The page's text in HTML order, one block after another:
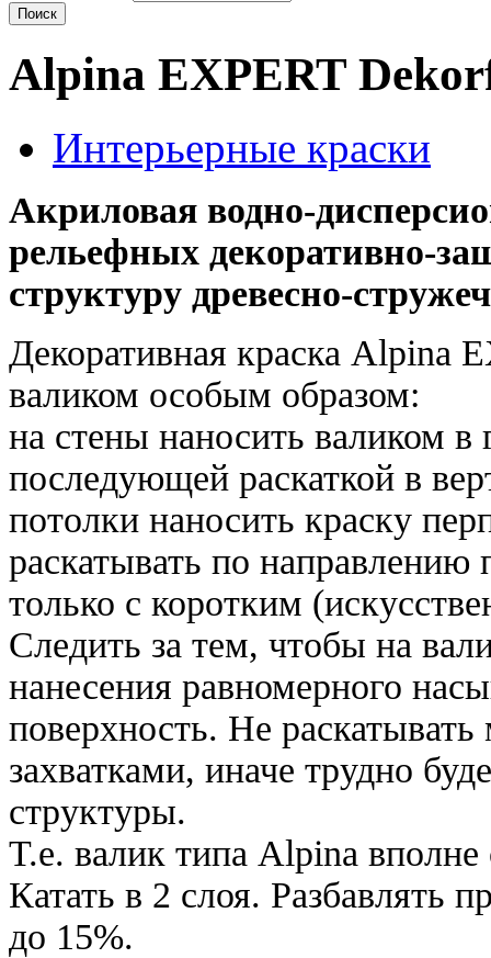
Alpina EXPERT
Интерьерные краски
Акриловая водно-
рельефных декоративно-
структуру древесно-
Декоративная краска Alpina
валиком особым образом:
на стены наносить валиком в
последующей раскаткой в
потолки наносить краску
раскатывать по направлению
только с коротким
Следить за тем, чтобы на
нанесения равномерного
поверхность. Не
захватками, иначе трудно
структуры.
Т.е. валик типа Alpina вполне
Катать в 2 слоя. Разбавлять
до 15%.